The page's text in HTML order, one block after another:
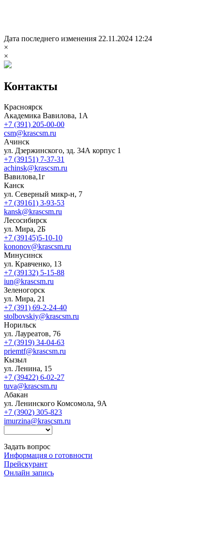
Дата последнего изменения 22.11.2024 12:24
×
×
Контакты
Красноярск
Академика Вавилова, 1А
+7 (391) 205-00-00
csm@krascsm.ru
Ачинск
ул. Дзержинского, зд. 34А корпус 1
+7 (39151) 7-37-31
achinsk@krascsm.ru
Вавилова,1г
Канск
ул. Северный микр-н, 7
+7 (39161) 3-93-53
kansk@krascsm.ru
Лесосибирск
ул. Мира, 2Б
+7 (39145)5-10-10
kononov@krascsm.ru
Минусинск
ул. Кравченко, 13
+7 (39132) 5-15-88
iun@krascsm.ru
Зеленогорск
ул. Мира, 21
+7 (391) 69-2-24-40
stolbovskiy@krascsm.ru
Норильск
ул. Лауреатов, 76
+7 (3919) 34-04-63
priemtf@krascsm.ru
Кызыл
ул. Ленина, 15
+7 (39422) 6-02-27
tuva@krascsm.ru
Абакан
ул. Ленинского Комсомола, 9А
+7 (3902) 305-823
imurzina@krascsm.ru
Задать вопрос
Информация о готовности
Прейскурант
Онлайн запись